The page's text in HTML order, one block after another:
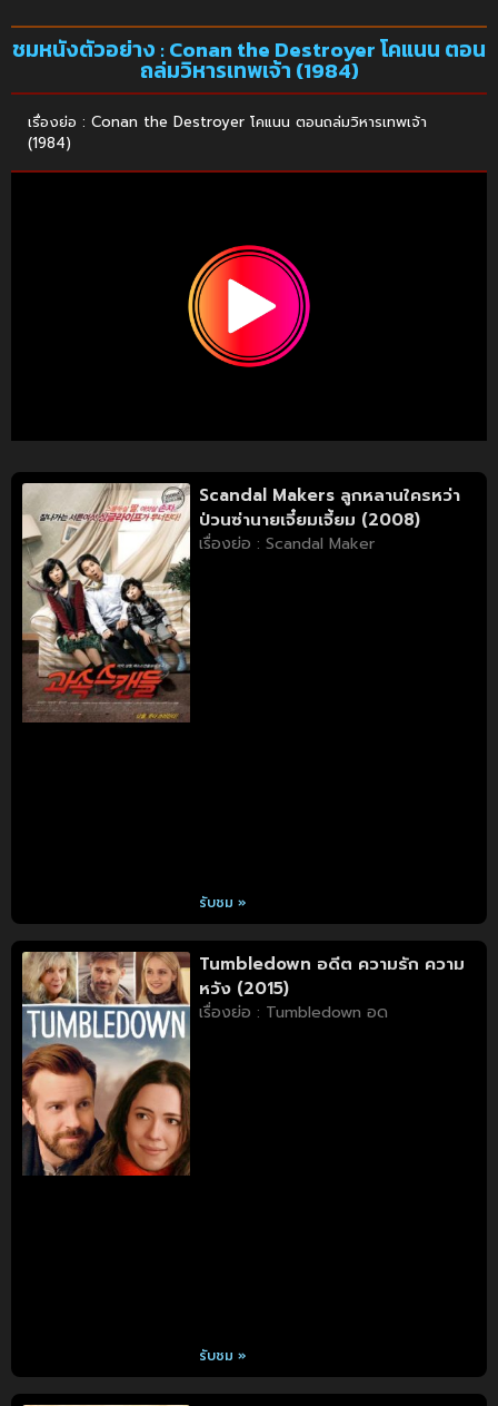
ชมหนังตัวอย่าง : Conan the Destroyer โคแนน ตอน
ถล่มวิหารเทพเจ้า (1984)
เรื่องย่อ : Conan the Destroyer โคแนน ตอนถล่มวิหารเทพเจ้า
(1984)
Scandal Makers ลูกหลานใครหว่า
ป่วนซ่านายเจี๋ยมเจี้ยม (2008)
เรื่องย่อ : Scandal Maker
รับชม »
Tumbledown อดีต ความรัก ความ
หวัง (2015)
เรื่องย่อ : Tumbledown อด
รับชม »